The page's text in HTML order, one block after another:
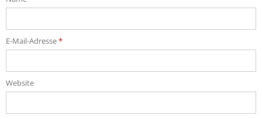
E-Mail-Adresse*
Website